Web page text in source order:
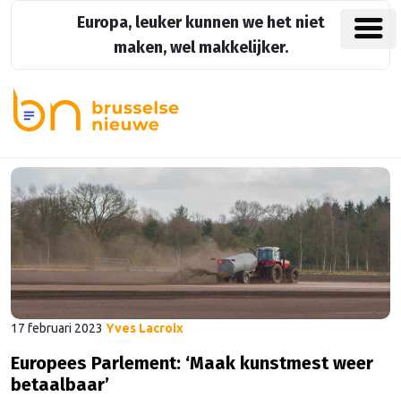
Europa, leuker kunnen we het niet
maken, wel makkelijker.
17 februari 2023 Yves Lacroix
Europees Parlement: ‘Maak kunstmest weer
betaalbaar’